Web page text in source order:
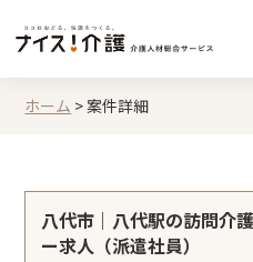
ホーム >案件詳細
八代市｜八代駅の訪問介
ー求人（派遣社員）